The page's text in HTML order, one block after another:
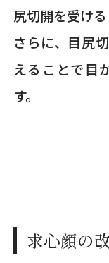
尻切開を受ける
さらに、目尻
えることで目
す。
求心顔の